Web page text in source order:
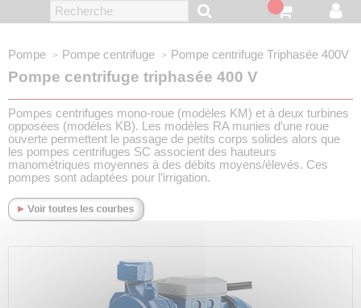
Pompe Pompe centrifuge Pompe centrifuge Triphasée 400V
Pompe centrifuge triphasée 400 V
Pompes centrifuges mono-roue (modèles KM) et à deux turbines
opposées (modèles KB). Les modèles RA munies d’une roue
ouverte permettent le passage de petits corps solides alors que
les pompes centrifuges SC associent des hauteurs
manométriques moyennes à des débits moyens/élevés. Ces
pompes sont adaptées pour l’irrigation.